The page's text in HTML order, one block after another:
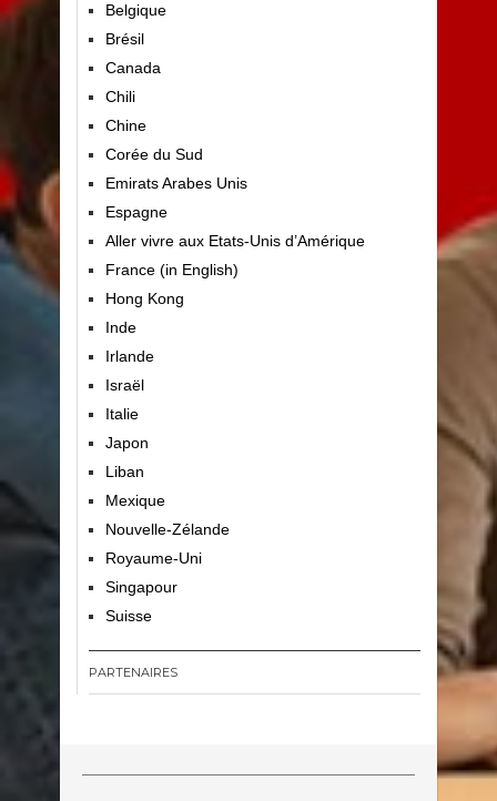
Belgique
Brésil
Canada
Chili
Chine
Corée du Sud
Emirats Arabes Unis
Espagne
Aller vivre aux Etats-Unis d’Amérique
France (in English)
Hong Kong
Inde
Irlande
Israël
Italie
Japon
Liban
Mexique
Nouvelle-Zélande
Royaume-Uni
Singapour
Suisse
PARTENAIRES